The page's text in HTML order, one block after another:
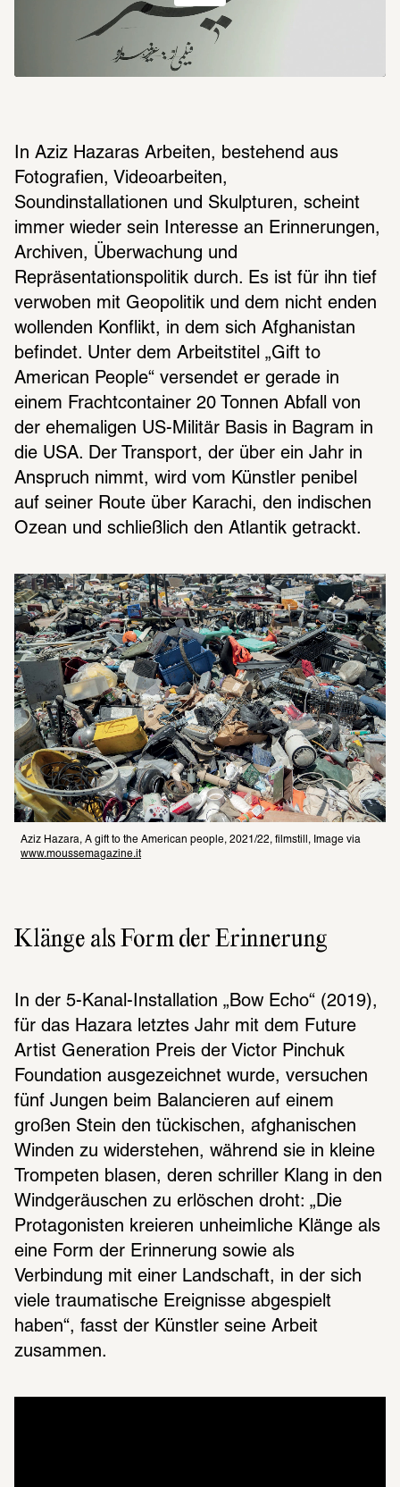
In Aziz Hazaras Arbeiten, bestehend aus
Fotografien, Videoarbeiten,
Soundinstallationen und Skulpturen, scheint
immer wieder sein Interesse an Erinnerungen,
Archiven, Überwachung und
Repräsentationspolitik durch. Es ist für ihn tief
verwoben mit Geopolitik und dem nicht enden
wollenden Konflikt, in dem sich Afghanistan
befindet. Unter dem Arbeitstitel „Gift to
American People“ versendet er gerade in
einem Frachtcontainer 20 Tonnen Abfall von
der ehemaligen US-Militär Basis in Bagram in
die USA. Der Transport, der über ein Jahr in
Anspruch nimmt, wird vom Künstler penibel
auf seiner Route über Karachi, den indischen
Ozean und schließlich den Atlantik getrackt.
www.moussemagazine.it
Klänge als Form der Erinnerung
In der 5-Kanal-Installation „Bow Echo“ (2019),
für das Hazara letztes Jahr mit dem Future
Artist Generation Preis der Victor Pinchuk
Foundation ausgezeichnet wurde, versuchen
fünf Jungen beim Balancieren auf einem
großen Stein den tückischen, afghanischen
Winden zu widerstehen, während sie in kleine
Trompeten blasen, deren schriller Klang in den
Windgeräuschen zu erlöschen droht: „Die
Protagonisten kreieren unheimliche Klänge als
eine Form der Erinnerung sowie als
Verbindung mit einer Landschaft, in der sich
viele traumatische Ereignisse abgespielt
haben“, fasst der Künstler seine Arbeit
zusammen.